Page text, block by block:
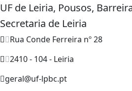
UF de Leiria, Pousos,
Secretaria de Leiria
Rua Conde Ferreira nº 28
2410 - 104 - Leiria
geral@uf-lpbc.pt